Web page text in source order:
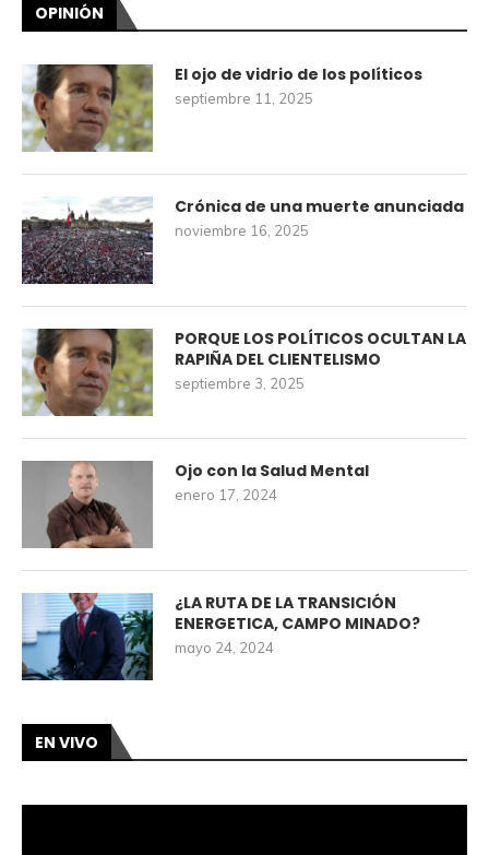
OPINIÓN
El ojo de vidrio de los políticos
septiembre 11, 2025
Crónica de una muerte anunciada
noviembre 16, 2025
PORQUE LOS POLÍTICOS OCULTAN LA
RAPIÑA DEL CLIENTELISMO
septiembre 3, 2025
Ojo con la Salud Mental
enero 17, 2024
¿LA RUTA DE LA TRANSICIÓN
ENERGETICA, CAMPO MINADO?
mayo 24, 2024
EN VIVO